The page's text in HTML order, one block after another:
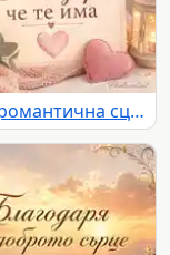
Нежна романтична сцена с рози, сърце и послание „Благодаря, че те има“